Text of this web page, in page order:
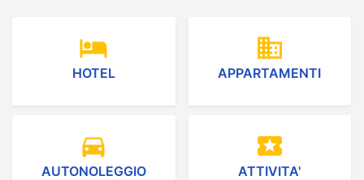
hotel
HOTEL
domain
APPARTAMENTI
directions_car
AUTONOLEGGIO
local_activity
ATTIVITA'